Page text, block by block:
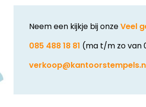
Neem een kijkje bij onzeVeel
085 488 18 81 (ma t/m zo van